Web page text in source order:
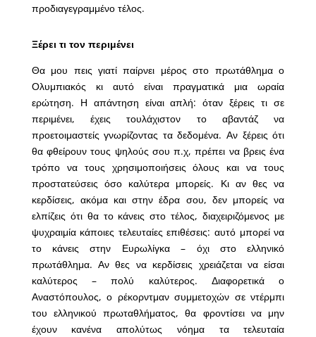
προδιαγεγραμμένο τέλος.
Ξέρει τι τον περιμένει
Θα μου πεις γιατί παίρνει μέρος στο πρωτάθλημα ο
Ολυμπιακός κι αυτό είναι πραγματικά μια ωραία
ερώτηση. Η απάντηση είναι απλή: όταν ξέρεις τι σε
περιμένει, έχεις τουλάχιστον το αβαντάζ να
προετοιμαστείς γνωρίζοντας τα δεδομένα. Αν ξέρεις ότι
θα φθείρουν τους ψηλούς σου π.χ, πρέπει να βρεις ένα
τρόπο να τους χρησιμοποιήσεις όλους και να τους
προστατεύσεις όσο καλύτερα μπορείς. Κι αν θες να
κερδίσεις, ακόμα και στην έδρα σου, δεν μπορείς να
ελπίζεις ότι θα το κάνεις στο τέλος, διαχειριζόμενος με
ψυχραιμία κάποιες τελευταίες επιθέσεις: αυτό μπορεί να
το κάνεις στην Ευρωλίγκα – όχι στο ελληνικό
πρωτάθλημα. Αν θες να κερδίσεις χρειάζεται να είσαι
καλύτερος – πολύ καλύτερος. Διαφορετικά ο
Αναστόπουλος, ο ρέκορντμαν συμμετοχών σε ντέρμπι
του ελληνικού πρωταθλήματος, θα φροντίσει να μην
έχουν κανένα απολύτως νόημα τα τελευταία